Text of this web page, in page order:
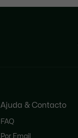
Ajuda & Contacto
FAQ
Por Email